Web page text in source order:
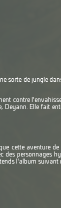
sorte de jungle
contre
Elle fait
cette aventure
des personnages
l'album